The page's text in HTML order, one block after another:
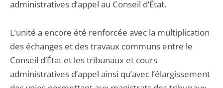
administratives d’appel au Conseil d’État.
L’unité a encore été renforcée avec la multiplication
des échanges et des travaux communs entre le
Conseil d’État et les tribunaux et cours
administratives d’appel ainsi qu’avec l’élargissement